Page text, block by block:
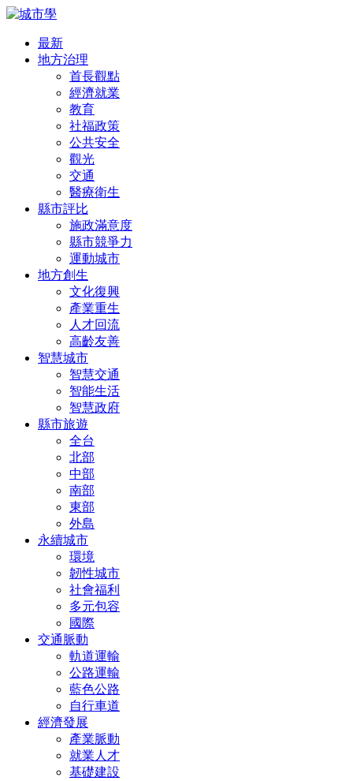
最新
地方治理
首長觀點
經濟就業
教育
社福政策
公共安全
觀光
交通
醫療衛生
縣市評比
施政滿意度
縣市競爭力
運動城市
地方創生
文化復興
產業重生
人才回流
高齡友善
智慧城市
智慧交通
智能生活
智慧政府
縣市旅遊
全台
北部
中部
南部
東部
外島
永續城市
環境
韌性城市
社會福利
多元包容
國際
交通脈動
軌道運輸
公路運輸
藍色公路
自行車道
經濟發展
產業脈動
就業人才
基礎建設